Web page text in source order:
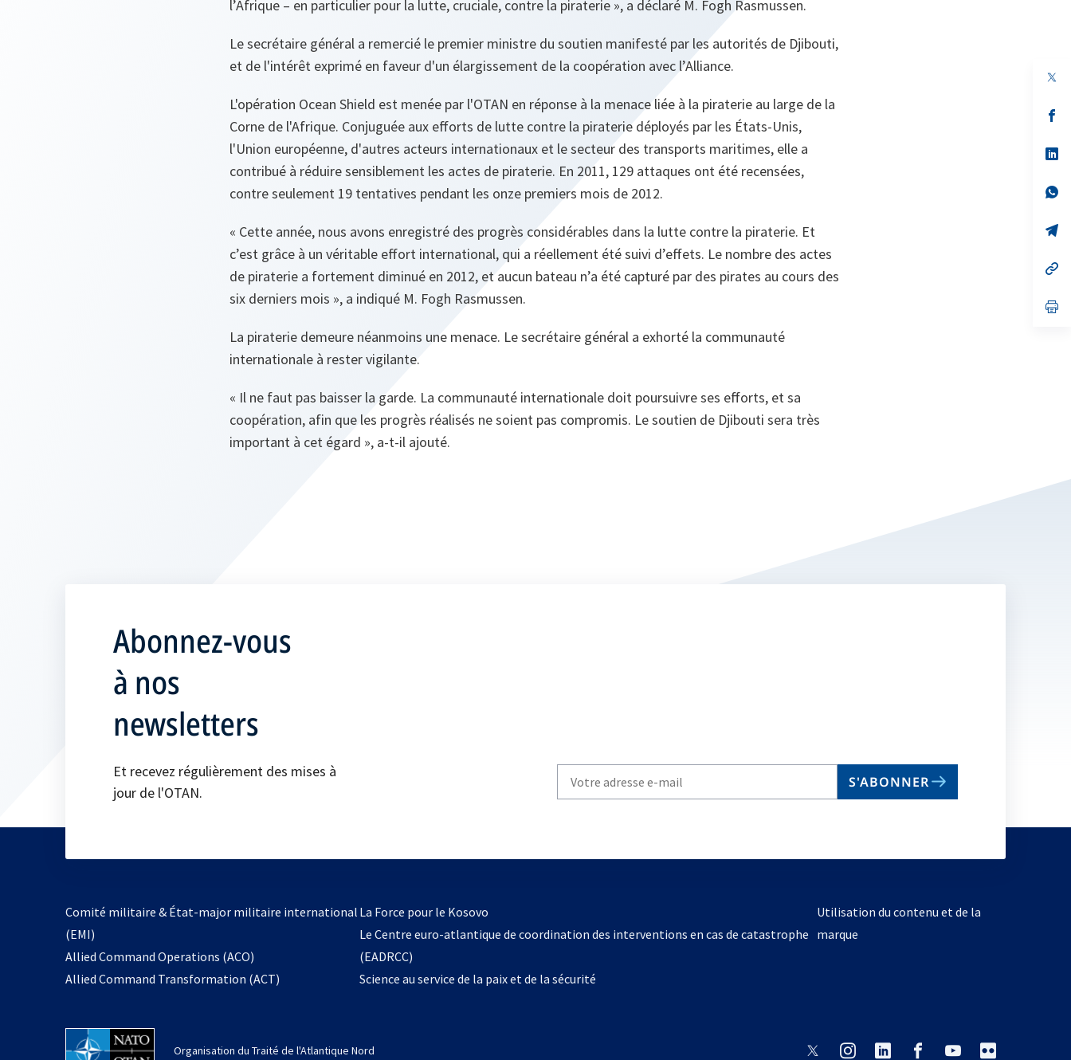
l’Afrique – en particulier pour la lutte, cruciale, contre la piraterie », a déclaré M. Fogh Rasmussen.
Le secrétaire général a remercié le premier ministre du soutien manifesté par les autorités de Djibouti,
et de l'intérêt exprimé en faveur d'un élargissement de la coopération avec l’Alliance.
L'opération Ocean Shield est menée par l'OTAN en réponse à la menace liée à la piraterie au large de la
Corne de l'Afrique. Conjuguée aux efforts de lutte contre la piraterie déployés par les États‑Unis,
l'Union européenne, d'autres acteurs internationaux et le secteur des transports maritimes, elle a
contribué à réduire sensiblement les actes de piraterie. En 2011, 129 attaques ont été recensées,
contre seulement 19 tentatives pendant les onze premiers mois de 2012.
« Cette année, nous avons enregistré des progrès considérables dans la lutte contre la piraterie. Et
c’est grâce à un véritable effort international, qui a réellement été suivi d’effets. Le nombre des actes
de piraterie a fortement diminué en 2012, et aucun bateau n’a été capturé par des pirates au cours des
six derniers mois », a indiqué M. Fogh Rasmussen.
La piraterie demeure néanmoins une menace. Le secrétaire général a exhorté la communauté
internationale à rester vigilante.
« Il ne faut pas baisser la garde. La communauté internationale doit poursuivre ses efforts, et sa
coopération, afin que les progrès réalisés ne soient pas compromis. Le soutien de Djibouti sera très
important à cet égard », a‑t‑il ajouté.
Abonnez-vous
à nos
newsletters
Et recevez régulièrement des mises à
jour de l'OTAN.
S'ABONNER
Comité militaire & État-major militaire international
(EMI)
Allied Command Operations (ACO)
dans
onglet
Allied Command Transformation (ACT)
La Force pour le Kosovos’ouvre
dans
nouvel
Le Centre euro-atlantique de coordination des interventions en cas de catastrophe
(EADRCC)
Science au service de la paix et de la sécurité
Utilisation du contenu et de la
marque
Organisation du Traité de l'Atlantique Nord
s’ouvres’ouvres’ouvres’ouvres’ouvre